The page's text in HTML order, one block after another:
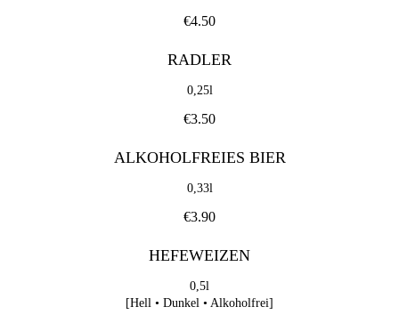
€4.50
RADLER
0,25l
€3.50
ALKOHOLFREIES BIER
0,33l
€3.90
HEFEWEIZEN
0,5l
[Hell • Dunkel • Alkoholfrei]